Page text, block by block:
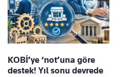
KOBİ’ye ‘not’una göre
destek! Yıl sonu devrede